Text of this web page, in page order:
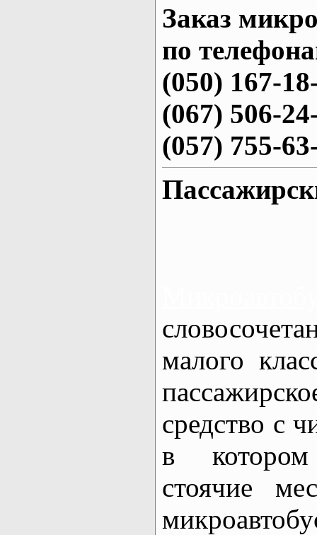
Заказ
по
(050) 167-
(067) 506-
(057) 755-
малого
средство с
в
стоячие